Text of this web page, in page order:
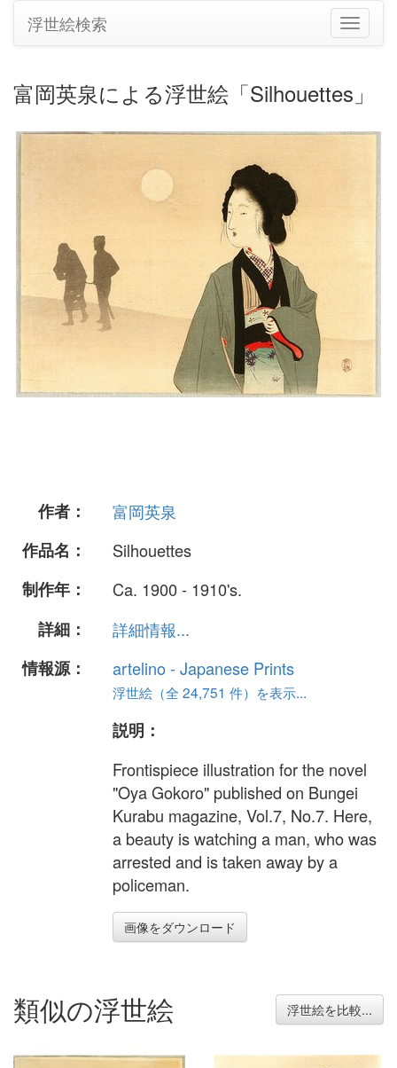
ナ
ビ
シ
ン
浮世絵検索
富岡英泉による浮世絵「Silhouettes」
作者：
富岡英泉
作品名：
Silhouettes
制作年：
Ca. 1900 - 1910's.
詳細：
詳細情報...
情報源：
artelino - Japanese Prints
浮世絵（全 24,751 件）を表示...
説明：
Frontispiece illustration for the novel
"Oya Gokoro" published on Bungei
Kurabu magazine, Vol.7, No.7. Here,
a beauty is watching a man, who was
arrested and is taken away by a
policeman.
画像をダウンロード
類似の浮世絵 浮世絵を比較...